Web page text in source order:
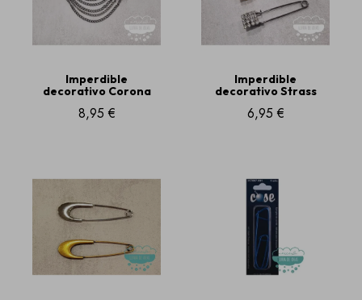
Imperdible
decorativo Corona
8,95 €
Imperdible
decorativo Strass
6,95 €